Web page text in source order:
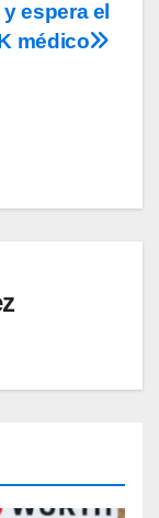
espera el
médico